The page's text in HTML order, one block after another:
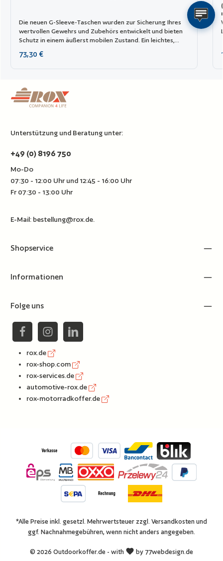
Die neuen G-Sleeve-Taschen wurden zur Sicherung Ihres
wertvollen Gewehrs und Zubehörs entwickelt und bieten
Schutz in einem äußerst mobilen Zustand. Ein leichtes,
Feuchtigkeit, während eine gepolsterte Innenseite Ihr
Regulärer Preis:
73,30 €
Unterstützung und Beratung unter:
+49 (0) 8196 750
Mo-Do
07:30 - 12:00 Uhr und 12:45 - 16:00 Uhr
Fr 07:30 - 13:00 Uhr
E-Mail: bestellung@rox.de.
Shopservice
Informationen
Folge uns
rox.de
rox-shop.com
rox-services.de
automotive-rox.de
rox-motorradkoffer.de
© 2026 Outdoorkoffer.de - with by 77webdesign.de
*Alle Preise inkl. gesetzl. Mehrwertsteuer zzgl. Versandkosten und
ggf. Nachnahmegebühren, wenn nicht anders angegeben.